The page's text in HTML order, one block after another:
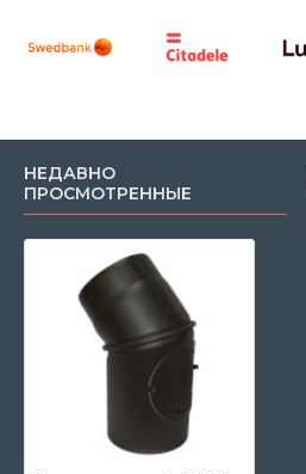
НЕДАВНО
ПРОСМОТРЕННЫЕ